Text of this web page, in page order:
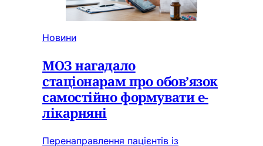
Новини
МОЗ нагадало
стаціонарам про обов’язок
самостійно формувати е-
лікарняні
Перенаправлення пацієнтів із